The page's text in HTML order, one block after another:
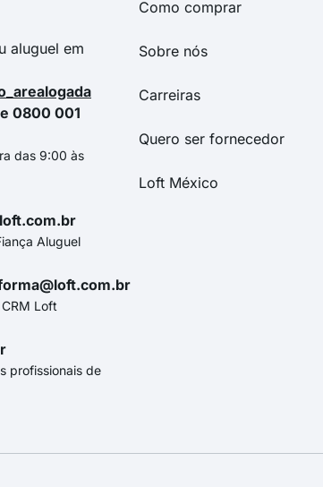
aluguel em
0800 001
das 9:00 às
Aluguel
Loft
profissionais de
Como comprar
Sobre nós
Carreiras
Quero ser fornecedor
Loft México